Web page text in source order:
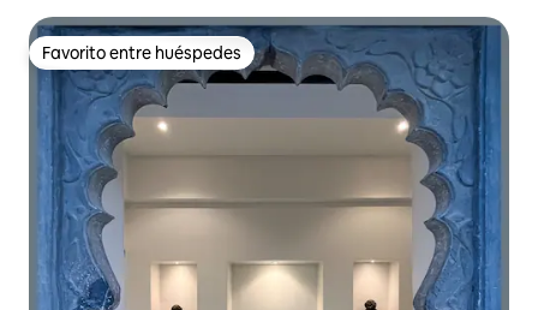
Favorito entre huéspedes
Favorito entre huéspedes